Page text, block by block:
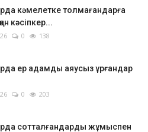
кәмелетке толмағандарға
кәсіпкер...
0 138
ер адамды аяусыз ұрғандар
0 203
сотталғандарды жұмыспен